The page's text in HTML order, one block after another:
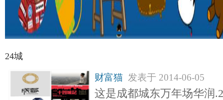
24城
财富猫 发表于 2014-06-05
这是成都城东万年场华润